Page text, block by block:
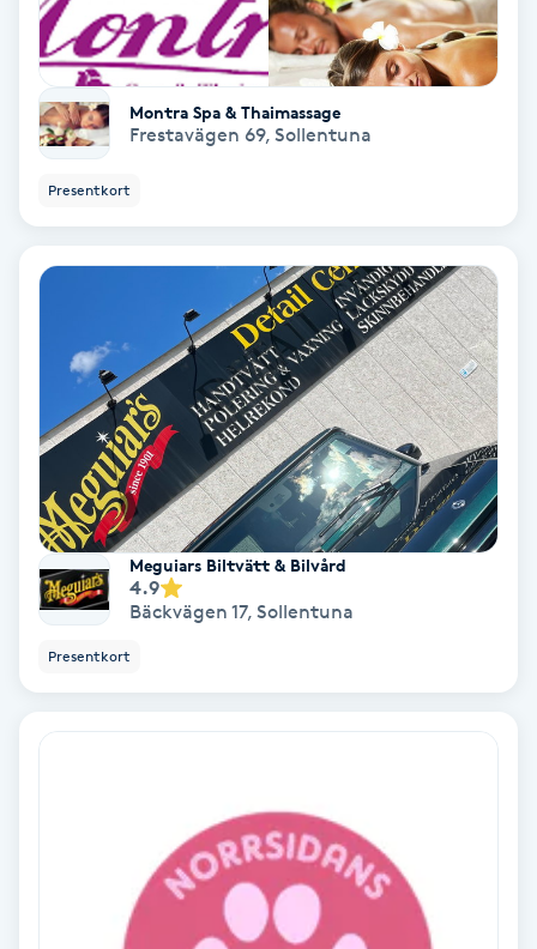
Nagelförlängning glasfiber
Nagelförlängning silke
Nagelförstärkning
Nagelsvamp
Nageltrång
Nagelvård
Naglar borttagning
Naglar reparation
Naprapati
NBE-massage
Montra Spa & Thaimassage
Frestavägen 69, Sollentuna
Presentkort
Meguiars Biltvätt & Bilvård
4.9
Bäckvägen 17, Sollentuna
Presentkort